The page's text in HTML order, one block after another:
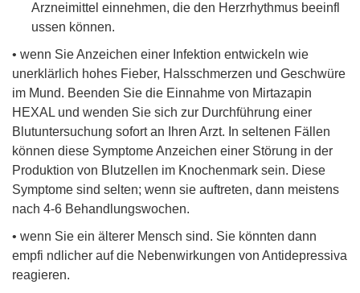
Arzneimittel einnehmen, die den Herzrhythmus beeinfl
ussen können.
• wenn Sie Anzeichen einer Infektion entwickeln wie
unerklärlich hohes Fieber, Halsschmerzen und Geschwüre
im Mund. Beenden Sie die Einnahme von Mirtazapin
HEXAL und wenden Sie sich zur Durchführung einer
Blutuntersuchung sofort an Ihren Arzt. In seltenen Fällen
können diese Symptome Anzeichen einer Störung in der
Produktion von Blutzellen im Knochenmark sein. Diese
Symptome sind selten; wenn sie auftreten, dann meistens
nach 4-6 Behandlungswochen.
• wenn Sie ein älterer Mensch sind. Sie könnten dann
empfi ndlicher auf die Nebenwirkungen von Antidepressiva
reagieren.